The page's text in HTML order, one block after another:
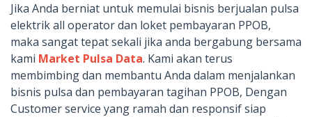
Jika Anda berniat untuk memulai bisnis berjualan pulsa
elektrik all operator dan loket pembayaran PPOB,
maka sangat tepat sekali jika anda bergabung bersama
kami Market Pulsa Data. Kami akan terus
membimbing dan membantu Anda dalam menjalankan
bisnis pulsa dan pembayaran tagihan PPOB, Dengan
Customer service yang ramah dan responsif siap